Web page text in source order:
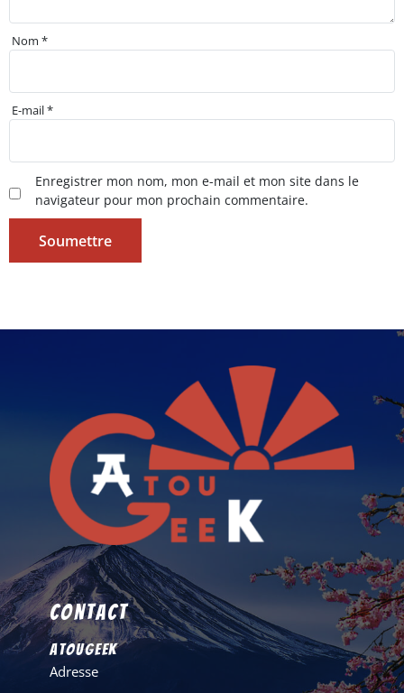
Nom*
E-mail*
Enregistrer mon nom, mon e-mail et mon site dans le
navigateur pour mon prochain commentaire.
Contact
AtouGeek
Adresse